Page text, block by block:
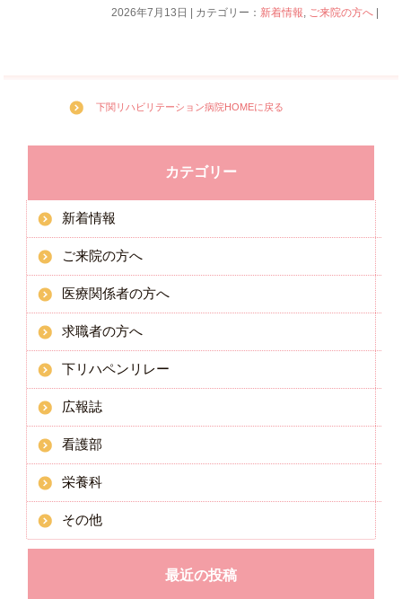
2026年7月13日 | カテゴリー： 新着情報, ご来院の方へ |
下関リハビリテーション病院HOMEに戻る
カテゴリー
新着情報
ご来院の方へ
医療関係者の方へ
求職者の方へ
下リハペンリレー
広報誌
看護部
栄養科
その他
最近の投稿